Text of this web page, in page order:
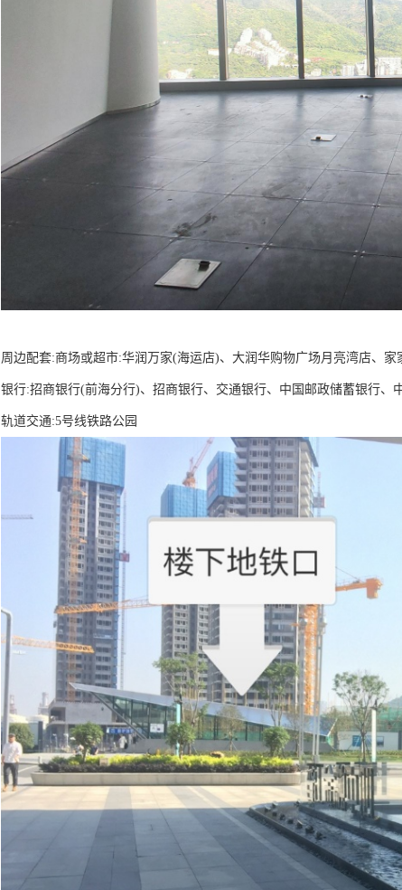
周边配套:商场或超市:华润万家(海运店)、大润华购物广场月亮湾店、家
银行:招商银行(前海分行)、招商银行、交通银行、中国邮政储蓄银行、
轨道交通:5号线铁路公园